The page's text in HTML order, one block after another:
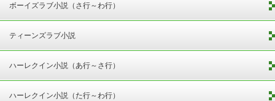
ボーイズラブ小説（さ行～わ行）
ティーンズラブ小説
ハーレクイン小説（あ行～さ行）
ハーレクイン小説（た行～わ行）